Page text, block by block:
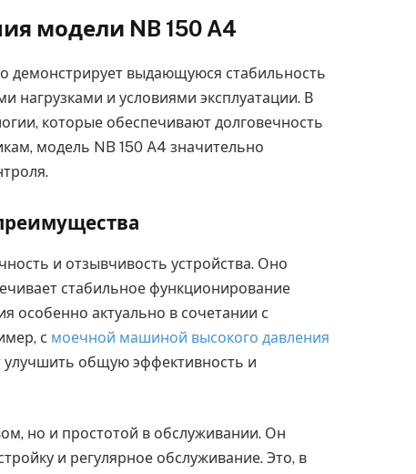
модели NB 150 A4
демонстрирует выдающуюся стабильность
нагрузками и условиями эксплуатации. В
которые обеспечивают долговечность
модель NB 150 A4 значительно
и отзывчивость устройства. Оно
стабильное функционирование
особенно актуально в сочетании с
с моечной машиной высокого давления
улучшить общую эффективность и
но и простотой в обслуживании. Он
и регулярное обслуживание. Это, в